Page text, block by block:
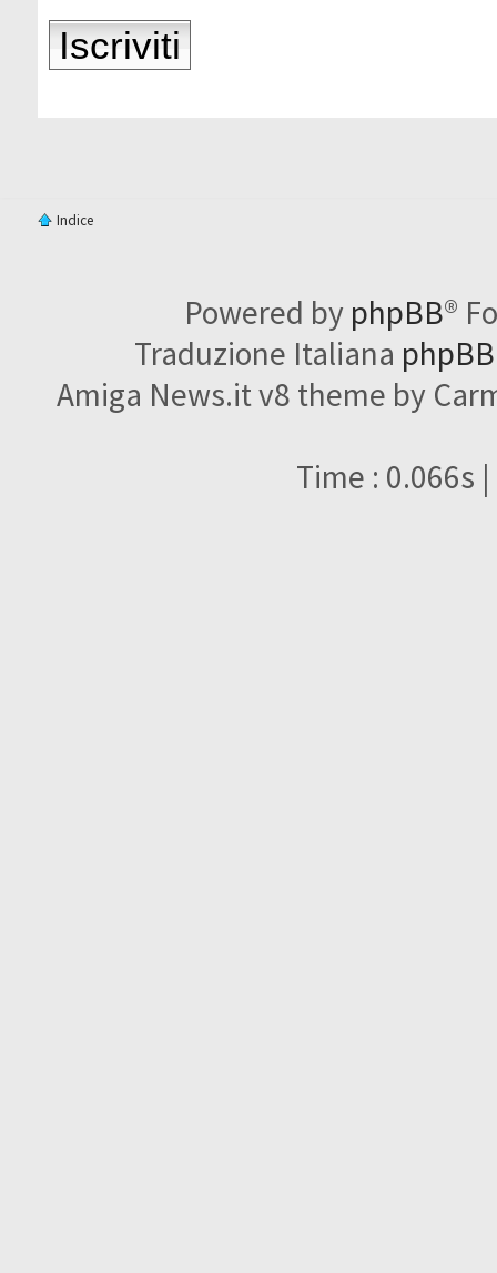
Iscriviti
Indice
Powered by phpBB®
Traduzione Italiana
Amiga News.it v8 theme by
Time : 0.066s